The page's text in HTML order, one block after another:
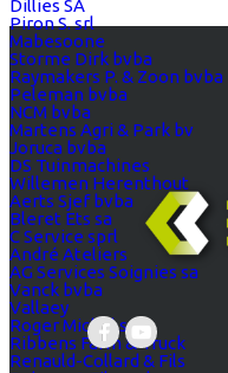
Dillies SA
Piron S. srl
Mabesoone
Storme Dirk bvba
Raymakers P. & Zoon bvba
Peleman bvba
NCM bvba
Martens Agri & Park bv
Joruca bvba
DS Tuinmachines
Willemen Herenthout
Aerts Sjef bvba
Bleret Ets sa
C Service sprl
André Ateliers
AG Services Soignies sa
Vanck bvba
Vallaey
Roger Michel sa
Ribbens Farm & Truck
Renauld-Collard & Fils